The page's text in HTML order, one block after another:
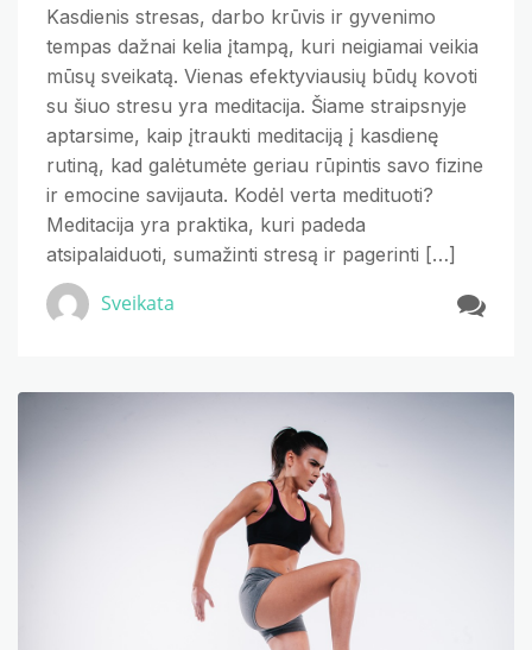
Kasdienis stresas, darbo krūvis ir gyvenimo
tempas dažnai kelia įtampą, kuri neigiamai veikia
mūsų sveikatą. Vienas efektyviausių būdų kovoti
su šiuo stresu yra meditacija. Šiame straipsnyje
aptarsime, kaip įtraukti meditaciją į kasdienę
rutiną, kad galėtumėte geriau rūpintis savo fizine
ir emocine savijauta. Kodėl verta medituoti?
Meditacija yra praktika, kuri padeda
atsipalaiduoti, sumažinti stresą ir pagerinti […]
Sveikata